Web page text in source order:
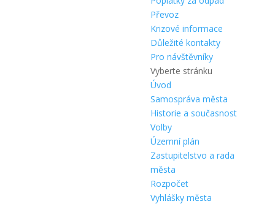
Převoz
Krizové informace
Důležité kontakty
Pro návštěvníky
Vyberte stránku
Úvod
Samospráva města
Historie a současnost
Volby
Územní plán
Zastupitelstvo a rada
města
Rozpočet
Vyhlášky města